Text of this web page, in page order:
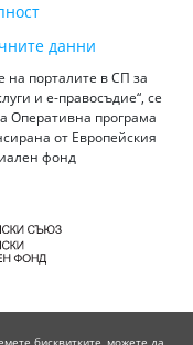
данни
на порталите в СП за
и е-правосъдие“, се
Оперативна програма
от Европейския
фонд
бисквитките, можете да